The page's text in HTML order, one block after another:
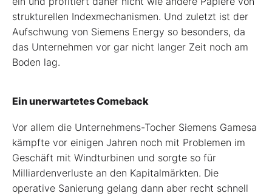
strukturellen Indexmechanismen. Und zuletzt ist der
Aufschwung von Siemens Energy so besonders, da
das Unternehmen vor gar nicht langer Zeit noch am
Boden lag.
Ein unerwartetes Comeback
Vor allem die Unternehmens-Tocher Siemens Gamesa
kämpfte vor einigen Jahren noch mit Problemen im
Geschäft mit Windturbinen und sorgte so für
Milliardenverluste an den Kapitalmärkten. Die
operative Sanierung gelang dann aber recht schnell